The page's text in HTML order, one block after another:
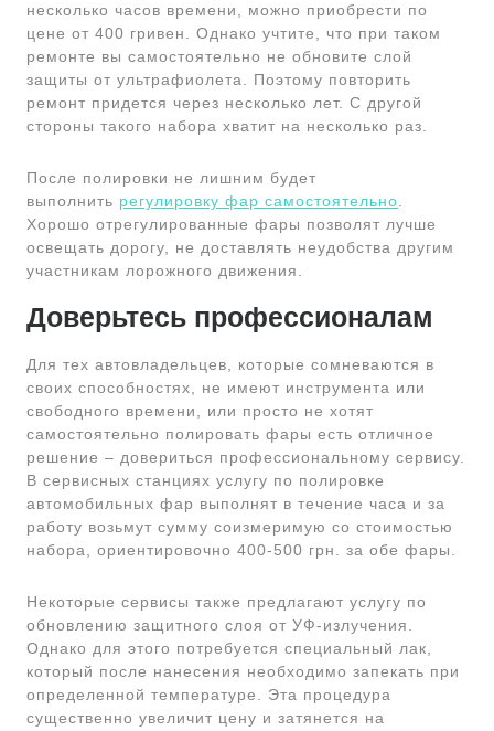
несколько часов времени, можно приобрести по
цене от 400 гривен. Однако учтите, что при таком
ремонте вы самостоятельно не обновите слой
защиты от ультрафиолета. Поэтому повторить
ремонт придется через несколько лет. С другой
стороны такого набора хватит на несколько раз.
После полировки не лишним будет
выполнить регулировку фар самостоятельно.
Хорошо отрегулированные фары позволят лучше
освещать дорогу, не доставлять неудобства другим
участникам лорожного движения.
Доверьтесь профессионалам
Для тех автовладельцев, которые сомневаются в
своих способностях, не имеют инструмента или
свободного времени, или просто не хотят
самостоятельно полировать фары есть отличное
решение – довериться профессиональному сервису.
В сервисных станциях услугу по полировке
автомобильных фар выполнят в течение часа и за
работу возьмут сумму соизмеримую со стоимостью
набора, ориентировочно 400-500 грн. за обе фары.
Некоторые сервисы также предлагают услугу по
обновлению защитного слоя от УФ-излучения.
Однако для этого потребуется специальный лак,
который после нанесения необходимо запекать при
определенной температуре. Эта процедура
существенно увеличит цену и затянется на